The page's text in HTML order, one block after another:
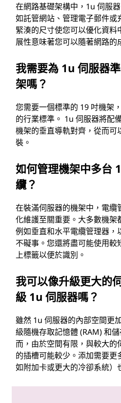
在網路基礎架構中，1u 伺服
如託管網站、管理電子郵件或
緊湊的尺寸使您可以優化資料
展性意味著您可以隨著網路的
我需要為 1u 伺服器
架嗎？
您需要一個標準的 19 吋機架
的行業標準。 1u 伺服器將配
機架的垂直導軌對齊，從而可
裝。
如何管理機架中多台
纜？
在裝滿伺服器的機架中，電纜
化維護至關重要。大多數機架
例如垂直和水平電纜管理器，
不礙事。您還將盡可能使用較
上標籤以便於識別。
我可以像升級更大的
級 1u 伺服器嗎？
雖然 1u 伺服器的內部空間更
級隨機存取記憶體 (RAM) 和
而，由於空間有限，與較大的
的插槽可能較少。添加需要更
如附加卡或更大的冷卻系統）